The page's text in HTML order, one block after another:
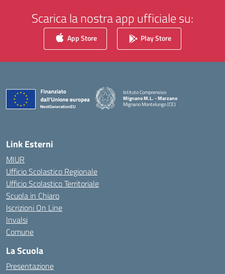
Scarica la nostra app ufficiale su:
App Store Play Store
Istituto Comprensivo
Mignano M.L. - Marzano
Mignano Montelungo (CE)
— Visita la pagina iniziale della scuola
Link Esterni
MIUR
Ufficio Scolastico Regionale
Ufficio Scolastico Territoriale
Scuola in Chiaro
Iscrizioni On Line
Invalsi
Comune
La Scuola
Presentazione